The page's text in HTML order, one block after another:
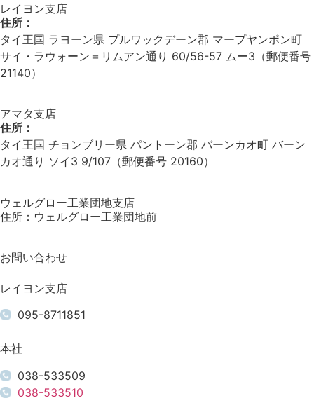
レイヨン支店
住所：
タイ王国 ラヨーン県 プルワックデーン郡 マープヤンポン町
サイ・ラウォーン＝リムアン通り 60/56-57 ムー3（郵便番号
21140）
アマタ支店
住所：
タイ王国 チョンブリー県 パントーン郡 バーンカオ町 バーン
カオ通り ソイ3 9/107（郵便番号 20160）
ウェルグロー工業団地支店
住所：ウェルグロー工業団地前
お問い合わせ
レイヨン支店
095-8711851
本社
038-533509
038-533510